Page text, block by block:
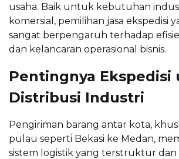
usaha. Baik untuk kebutuhan
komersial, pemilihan jasa ekspedisi
sangat berpengaruh terhadap
dan kelancaran operasional bisnis.
Pentingnya Ekspedisi
Distribusi Industri
Pengiriman barang antar kota,
pulau seperti Bekasi ke Medan,
sistem logistik yang terstruktur dan